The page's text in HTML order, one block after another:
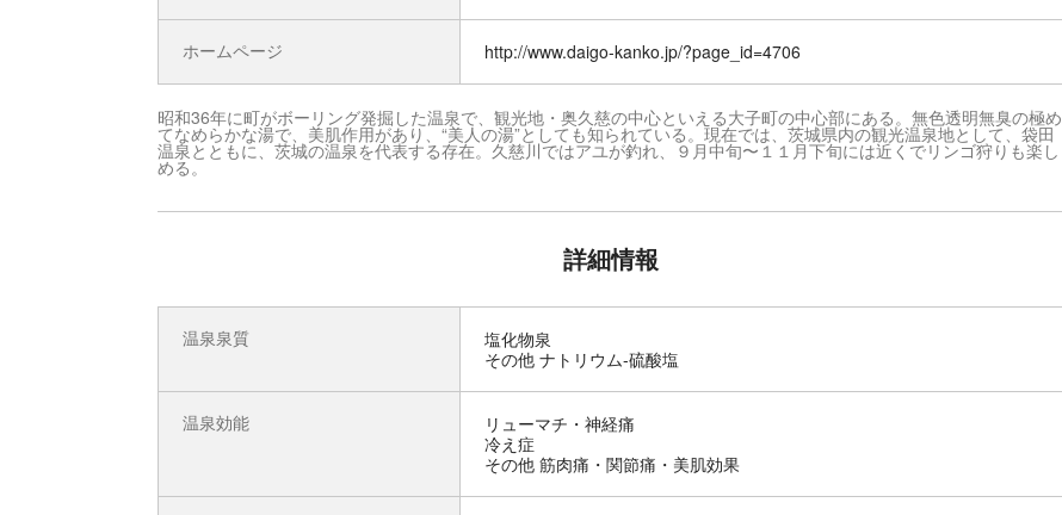
ホームページ http://www.daigo-kanko.jp/?page_id=4706
昭和36年に町がボーリング発掘した温泉で、観光地・奥久慈の中心といえる大子町の中心部にある。無色透明無臭の極め
てなめらかな湯で、美肌作用があり、“美人の湯”としても知られている。現在では、茨城県内の観光温泉地として、袋田
温泉とともに、茨城の温泉を代表する存在。久慈川ではアユが釣れ、９月中旬〜１１月下旬には近くでリンゴ狩りも楽し
める。
詳細情報
温泉泉質
塩化物泉
その他 ナトリウム-硫酸塩
温泉効能
リューマチ・神経痛
冷え症
その他 筋肉痛・関節痛・美肌効果